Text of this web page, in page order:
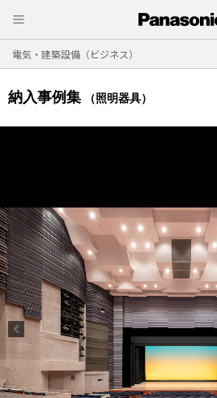
電気・建築設備（ビジネス）
納入事例集 （照明器具）